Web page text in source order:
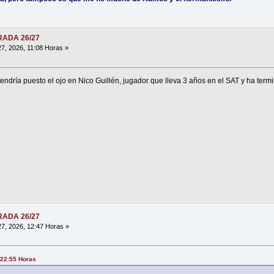
26/27
2026, 11:08 Horas »
puesto el ojo en Nico Guillén, jugador que lleva 3 años en el SAT y ha
26/27
2026, 12:47 Horas »
Horas